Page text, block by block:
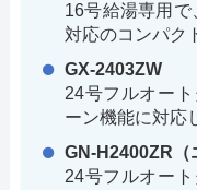
16号給湯専用で
対応のコンパク
GX-2403ZW
24号フルオー
ーン機能に対応
GN-H2400ZR（
24号フルオー